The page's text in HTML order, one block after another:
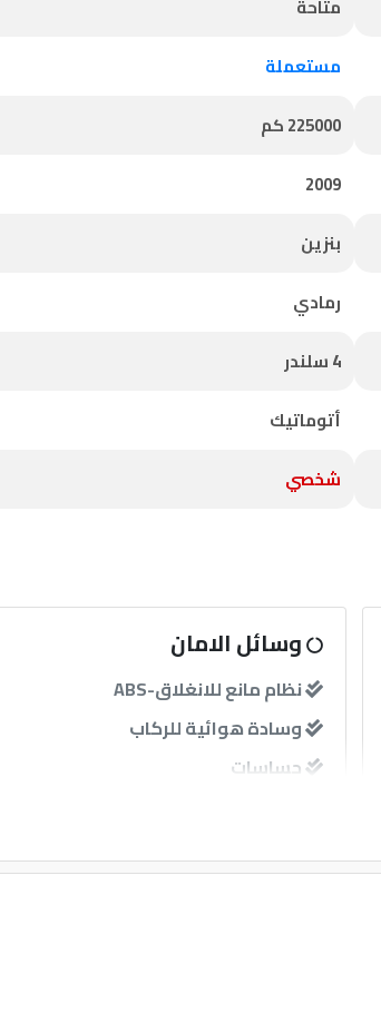
متاحة
مستعملة
225000 كم
2009
بنزين
رمادي
4 سلندر
أتوماتيك
شخصي
وسائل الامان
نظام مانع للانغلاق-ABS
وسادة هوائية للركاب
حساسات